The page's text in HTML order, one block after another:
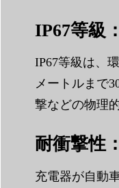
IP67等級
IP67等級は、
メートルまで
撃などの物理
耐衝撃性
充電器が自動